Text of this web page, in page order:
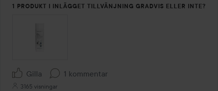
1 PRODUKT I INLÄGGET TILLVÄNJNING GRADVIS ELLER INTE?
Gilla 1 kommentar
3165 visningar